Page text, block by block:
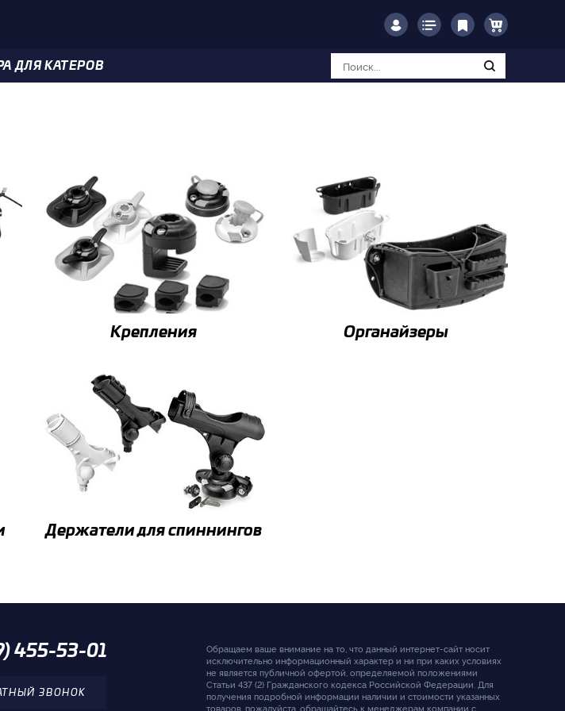
ДЛЯ КАТЕРОВ
Крепления Органайзеры
Держатели для спиннингов
455-53-01
ЗВОНОК
Обращаем ваше внимание на то, что данный интернет-сайт носит
исключительно информационный характер и ни при каких условиях
не является публичной офертой, определяемой положениями
Статьи 437 (2) Гражданского кодекса Российской Федерации. Для
получения подробной информации наличии и стоимости указанных
товаров, пожалуйста, обращайтесь к менеджерам компании с